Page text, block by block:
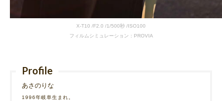
X-T10 /F2.0 /1/500秒 /ISO100
フィルムシミュレーション：PROVIA
Profile
あさのりな
1996年岐阜生まれ。